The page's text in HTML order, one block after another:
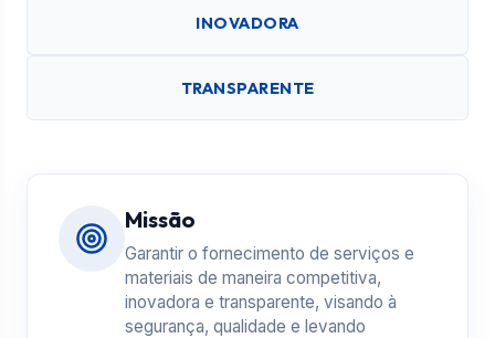
INOVADORA
TRANSPARENTE
Missão
Garantir o fornecimento de serviços e
materiais de maneira competitiva,
inovadora e transparente, visando à
segurança, qualidade e levando